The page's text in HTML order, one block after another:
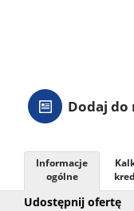
Dodaj
Udostępnij ofertę
Informacje
ogólne